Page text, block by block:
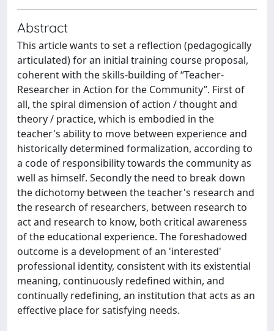
Abstract
This article wants to set a reflection (pedagogically
articulated) for an initial training course proposal,
coherent with the skills-building of “Teacher-
Researcher in Action for the Community”. First of
all, the spiral dimension of action / thought and
theory / practice, which is embodied in the
teacher's ability to move between experience and
historically determined formalization, according to
a code of responsibility towards the community as
well as himself. Secondly the need to break down
the dichotomy between the teacher's research and
the research of researchers, between research to
act and research to know, both critical awareness
of the educational experience. The foreshadowed
outcome is a development of an 'interested'
professional identity, consistent with its existential
meaning, continuously redefined within, and
continually redefining, an institution that acts as an
effective place for satisfying needs.